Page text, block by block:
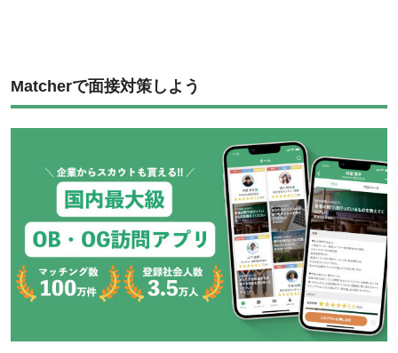
Matcherで面接対策しよう